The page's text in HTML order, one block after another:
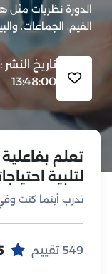
تعلم
لتلبية
تدرب أينما كنت
549 تقييم
الدورة نظريات مثل
القيم، الجماعات،
13:48:00